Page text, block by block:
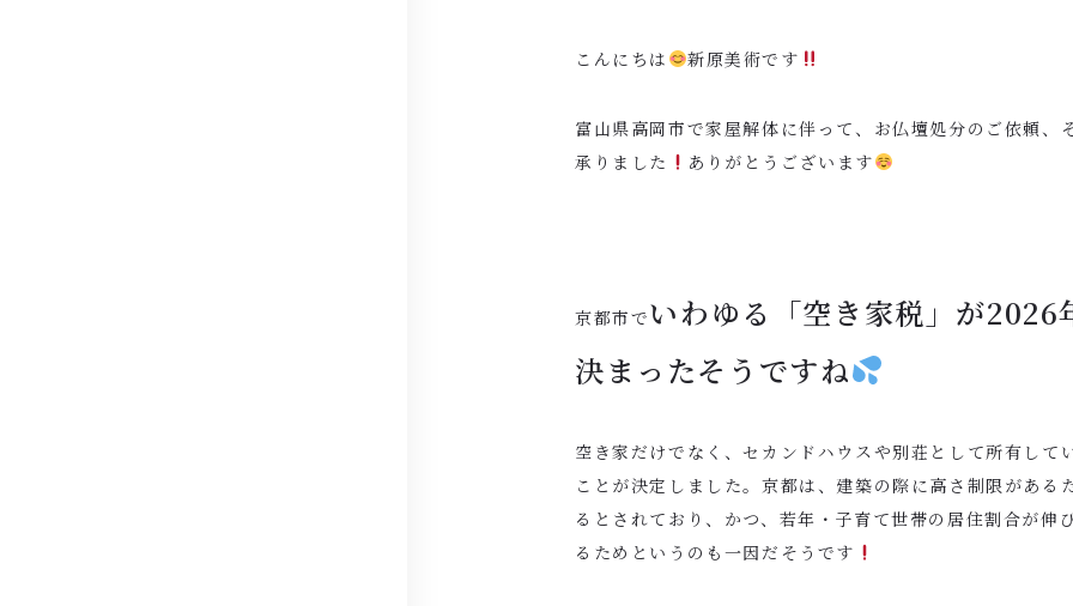
こんにちは 新原美術です
富山県高岡市で家屋解体に伴って、お仏壇処分のご依頼、
承りました
ありがとうございます
京都市でいわゆる「空き家税」が2026
決まったそうですね
空き家だけでなく、セカンドハウスや別荘として所有して
ことが決定しました。京都は、建築の際に高さ制限がある
るとされており、かつ、若年・子育て世帯の居住割合が伸
るためというのも一因だそうです